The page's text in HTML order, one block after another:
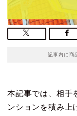
記事内に商
本記事では、相手
ンションを積み上